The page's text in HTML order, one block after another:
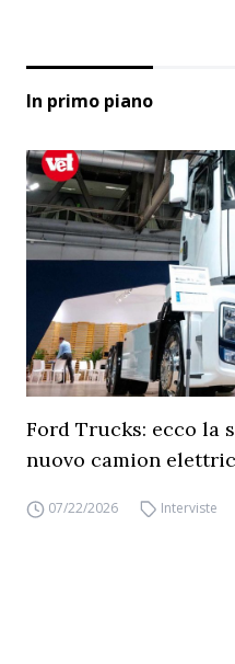
In primo piano
Ford Trucks: ecco la
nuovo camion
07/22/2026 Interviste